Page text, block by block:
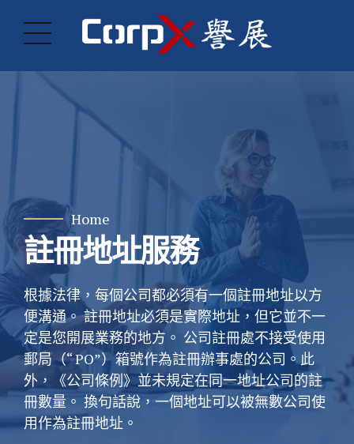
Home
註冊地址服務
根據法律，每個公司都必須有一個註冊地址以方
便溝通。 註冊地址必須是實際地址，但它並不一
定是您開展業務的地方。 公司註冊處不接受使用
郵局（“ PO”）箱號作為註冊辦事處的公司。此
外，《公司條例》並未規定在同一地址公司的註
冊數量。 換句話說，一個地址可以被無數公司使
用作為註冊地址。